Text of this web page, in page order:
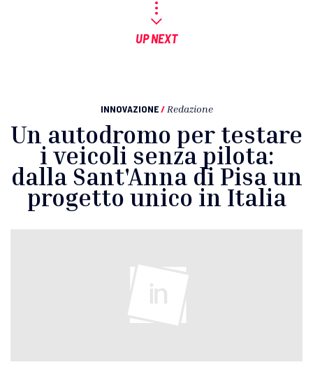
UP NEXT
INNOVAZIONE / Redazione
Un autodromo per testare
i veicoli senza pilota:
dalla Sant'Anna di Pisa un
progetto unico in Italia